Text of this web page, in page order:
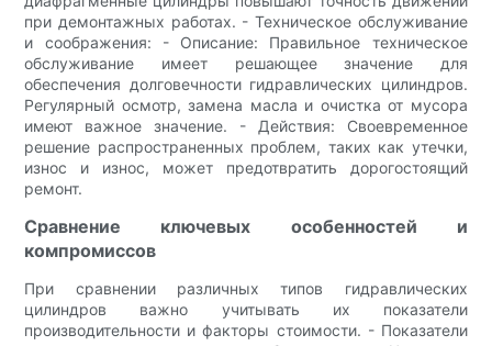
при демонтажных работах. - Техническое обслуживание
и соображения: - Описание: Правильное техническое
обслуживание имеет решающее значение для
обеспечения долговечности гидравлических цилиндров.
Регулярный осмотр, замена масла и очистка от мусора
имеют важное значение. - Действия: Своевременное
решение распространенных проблем, таких как утечки,
износ и износ, может предотвратить дорогостоящий
ремонт.
Сравнение ключевых особенностей и
компромиссов
При сравнении различных типов гидравлических
цилиндров важно учитывать их показатели
производительности и факторы стоимости. - Показатели